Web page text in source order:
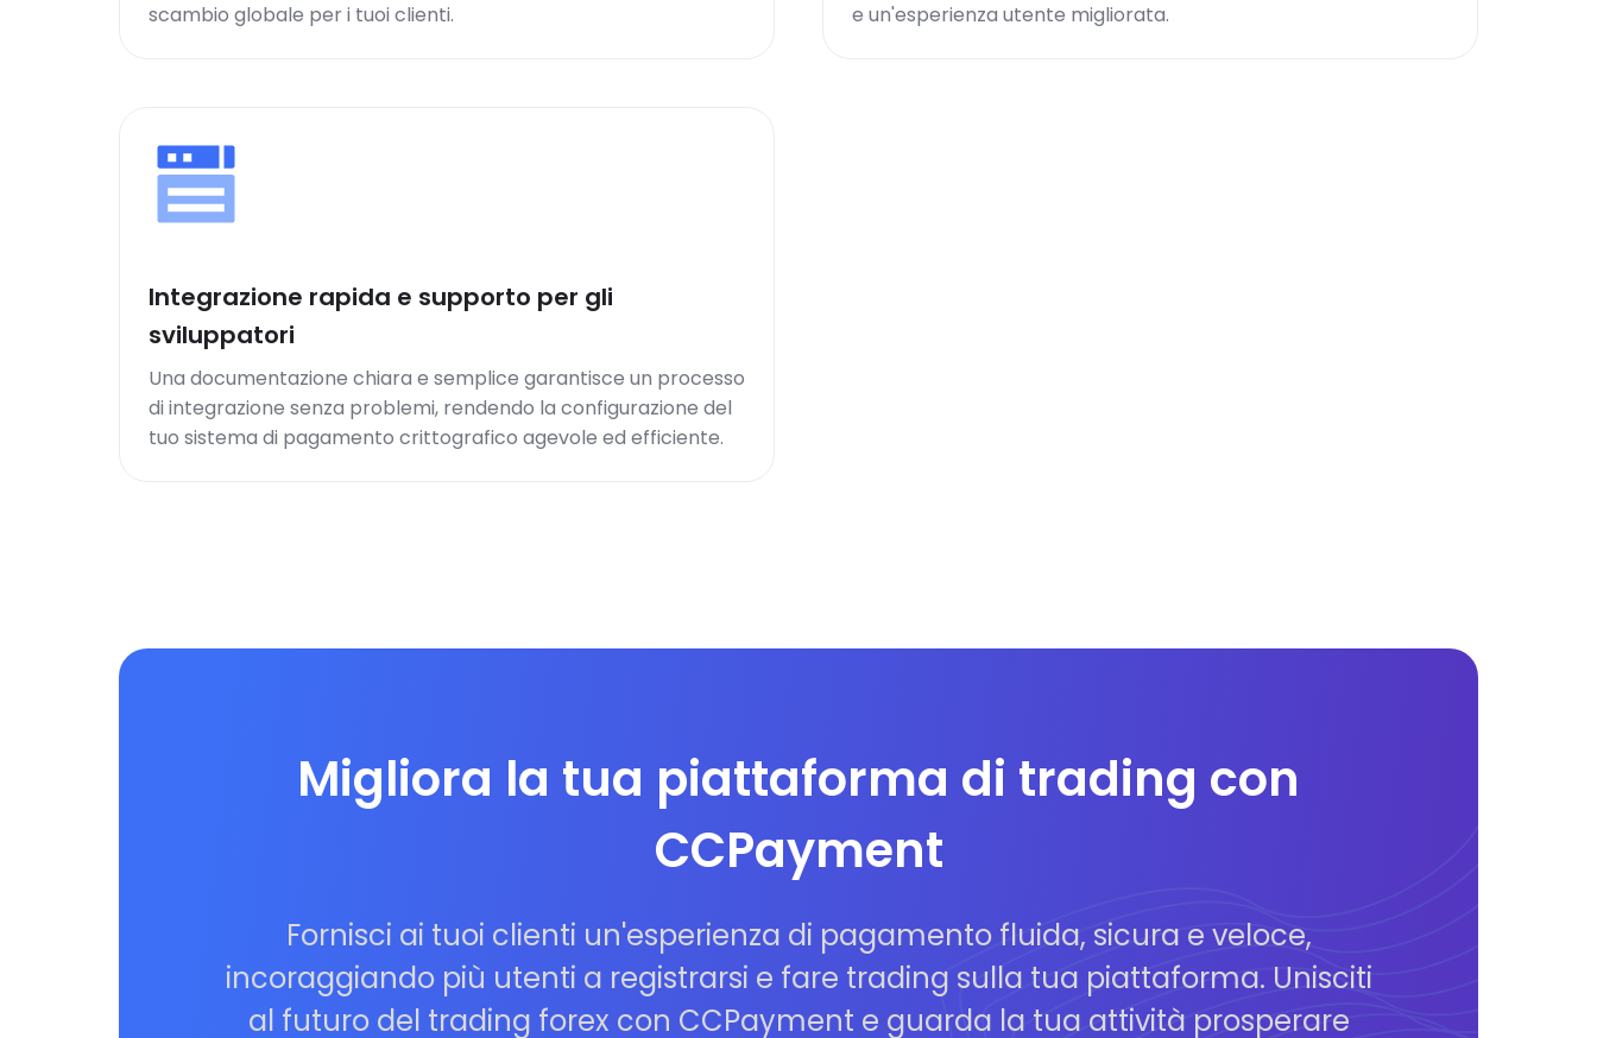
scambio globale per i tuoi clienti.
e un'esperienza utente migliorata.
Integrazione rapida e supporto per gli
sviluppatori
Una documentazione chiara e semplice garantisce un processo
di integrazione senza problemi, rendendo la configurazione del
tuo sistema di pagamento crittografico agevole ed efficiente.
Migliora la tua piattaforma di trading con
CCPayment
Fornisci ai tuoi clienti un'esperienza di pagamento fluida, sicura e veloce,
incoraggiando più utenti a registrarsi e fare trading sulla tua piattaforma. Unisciti
al futuro del trading forex con CCPayment e guarda la tua attività prosperare